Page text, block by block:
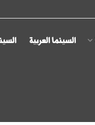
السينما العربية